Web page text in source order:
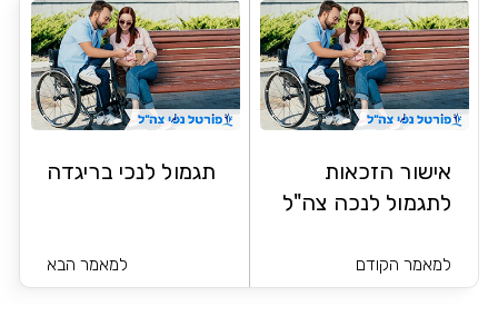
אישור הזכאות
לתגמול לנכה צה"ל
למאמר הקודם
תגמול לנכי בריגדה
למאמר הבא